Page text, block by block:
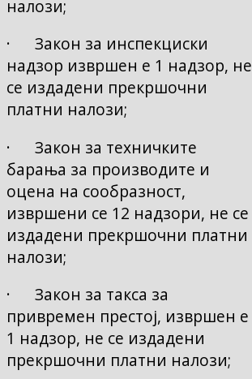
налози;
· Закон за инспекциски
надзор извршен е 1 надзор, не
се издадени прекршочни
платни налози;
· Закон за техничките
барања за производите и
оцена на сообразност,
извршени се 12 надзори, не се
издадени прекршочни платни
налози;
· Закон за такса за
привремен престој, извршен е
1 надзор, не се издадени
прекршочни платни налози;